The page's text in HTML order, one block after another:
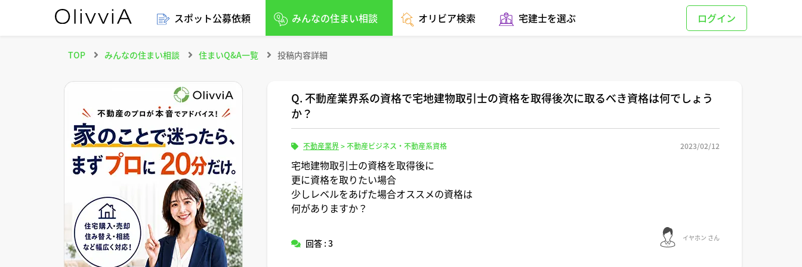
スポット公募依頼 みんなの住まい相談 オリビア検索 宅建士を選ぶ
TOP みんなの住まい相談 住まいQ&A一覧 投稿内容詳細
Q. 不動産業界系の資格で宅地建物取引士の資格を取得後次に取るべき資格は何でしょう
か？
不動産業界>不動産ビジネス・不動産系資格 2023/02/12
宅地建物取引士の資格を取得後に
更に資格を取りたい場合
少しレベルをあげた場合オススメの資格は
何がありますか？
回答 : 3 イヤホン さん